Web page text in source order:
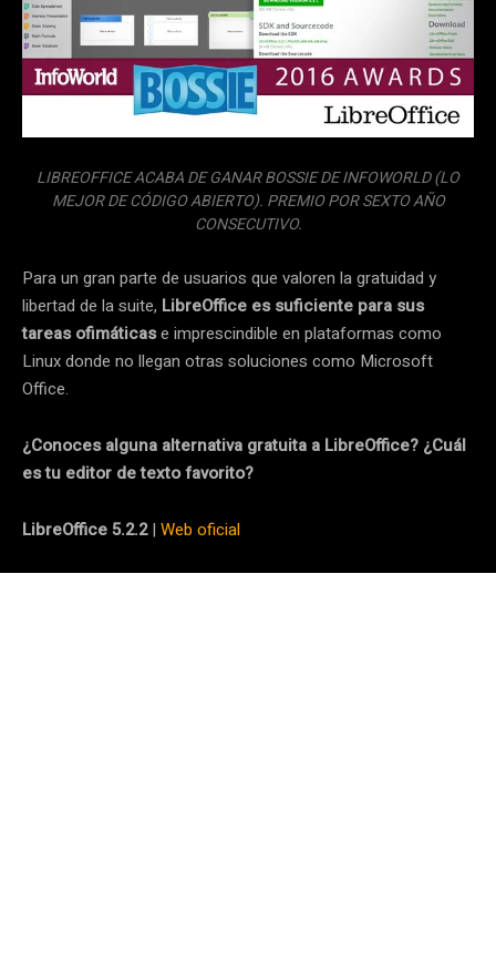
LIBREOFFICE ACABA DE GANAR BOSSIE DE INFOWORLD (LO
MEJOR DE CÓDIGO ABIERTO). PREMIO POR SEXTO AÑO
CONSECUTIVO.
Para un gran parte de usuarios que valoren la gratuidad y
libertad de la suite, LibreOffice es suficiente para sus
tareas ofimáticase imprescindible en plataformas como
Linux donde no llegan otras soluciones como Microsoft
Office.
¿Conoces alguna alternativa gratuita a LibreOffice? ¿Cuál
es tu editor de texto favorito?
LibreOffice 5.2.2| Web oficial